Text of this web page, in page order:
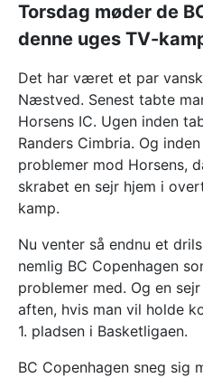
Torsdag møder de
denne uges TV-
Det har været et par
Næstved. Senest tabte
Horsens IC. Ugen inden
Randers Cimbria. Og
problemer mod Horsens,
skrabet en sejr hjem i
kamp.
Nu venter så endnu et
nemlig BC Copenhagen
problemer med. Og en
aften, hvis man vil holde
1. pladsen i Basketligaen.
BC Copenhagen sneg sig